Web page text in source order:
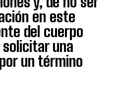
en este
del cuerpo
una
un término